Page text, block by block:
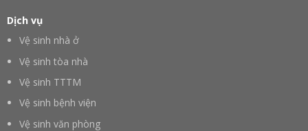
Dịch vụ
Vệ sinh nhà ở
Vệ sinh tòa nhà
Vệ sinh TTTM
Vệ sinh bệnh viện
Vệ sinh văn phòng